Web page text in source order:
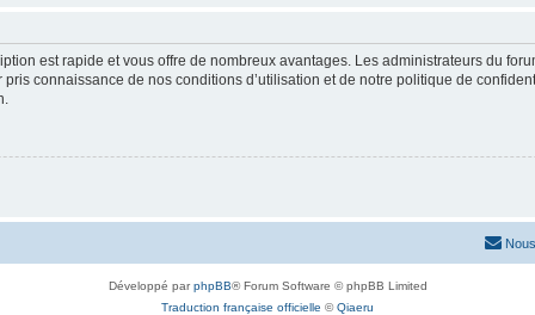
est rapide et vous offre de nombreux avantages. Les administrateurs du
connaissance de nos conditions d’utilisation et de notre politique de
Développé parphpBB® Forum Software © phpBB Limited
Traduction française officielle ©Qiaeru